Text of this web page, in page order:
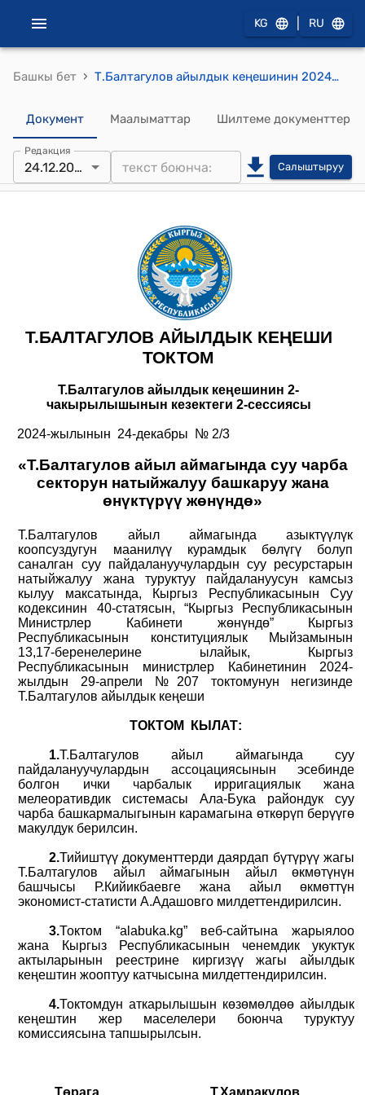
KG RU
Башкы бет › Т.Балтагулов айылдык кеңешинин 2024-жылдын 24-декабрындагы №2/3«Т.Балтагулов айыл аймагында суу чарба секторун натыйжалуу башкаруу жана өнүктүрүү жөнүндө» токтому
Документ Маалыматтар Шилтеме документтер
Редакция
24.12.2024 Салыштыруу